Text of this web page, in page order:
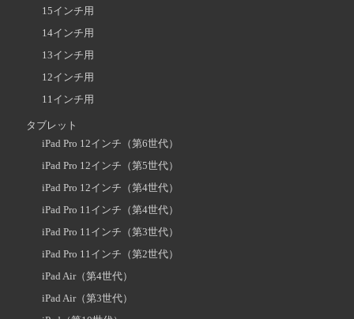
15インチ用
14インチ用
13インチ用
12インチ用
11インチ用
タブレット
iPad Pro 12インチ（第6世代）
iPad Pro 12インチ（第5世代）
iPad Pro 12インチ（第4世代）
iPad Pro 11インチ（第4世代）
iPad Pro 11インチ（第3世代）
iPad Pro 11インチ（第2世代）
iPad Air（第4世代）
iPad Air（第3世代）